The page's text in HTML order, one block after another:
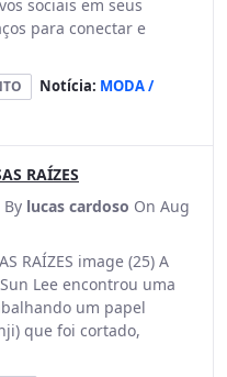
sociais em seus
para conectar e
Notícia: MODA /
RAÍZES
By lucas cardoso On Aug
RAÍZES image (25) A
Lee encontrou uma
um papel
que foi cortado,